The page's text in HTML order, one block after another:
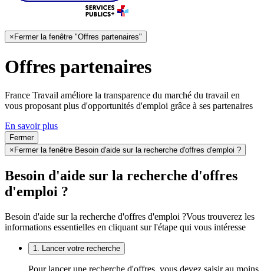
× Fermer la fenêtre "Offres partenaires"
Offres partenaires
France Travail améliore la transparence du marché du travail en
vous proposant plus d'opportunités d'emploi grâce à ses partenaires
En savoir plus
Fermer
× Fermer la fenêtre Besoin d'aide sur la recherche d'offres d'emploi ?
Besoin d'aide sur la recherche d'offres
d'emploi ?
Besoin d'aide sur la recherche d'offres d'emploi ?Vous trouverez les
informations essentielles en cliquant sur l'étape qui vous intéresse
1. Lancer votre recherche
Pour lancer une recherche d'offres, vous devez saisir au moins